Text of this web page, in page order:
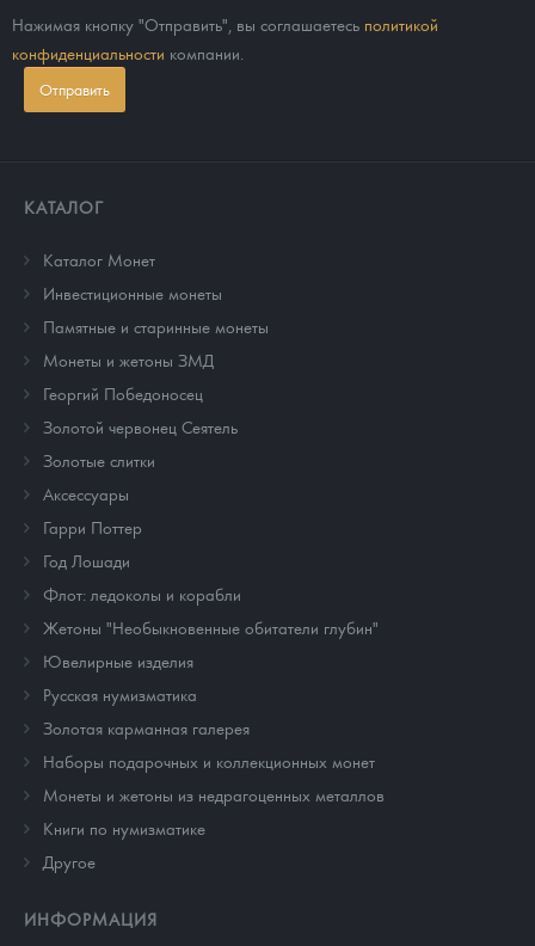
Нажимая кнопку "Отправить", вы соглашаетесь политикой
конфиденциальности компании.
Отправить
КАТАЛОГ
Каталог Монет
Инвестиционные монеты
Памятные и старинные монеты
Монеты и жетоны ЗМД
Георгий Победоносец
Золотой червонец Сеятель
Золотые слитки
Аксессуары
Гарри Поттер
Год Лошади
Флот: ледоколы и корабли
Жетоны "Необыкновенные обитатели глубин"
Ювелирные изделия
Русская нумизматика
Золотая карманная галерея
Наборы подарочных и коллекционных монет
Монеты и жетоны из недрагоценных металлов
Книги по нумизматике
Другое
ИНФОРМАЦИЯ